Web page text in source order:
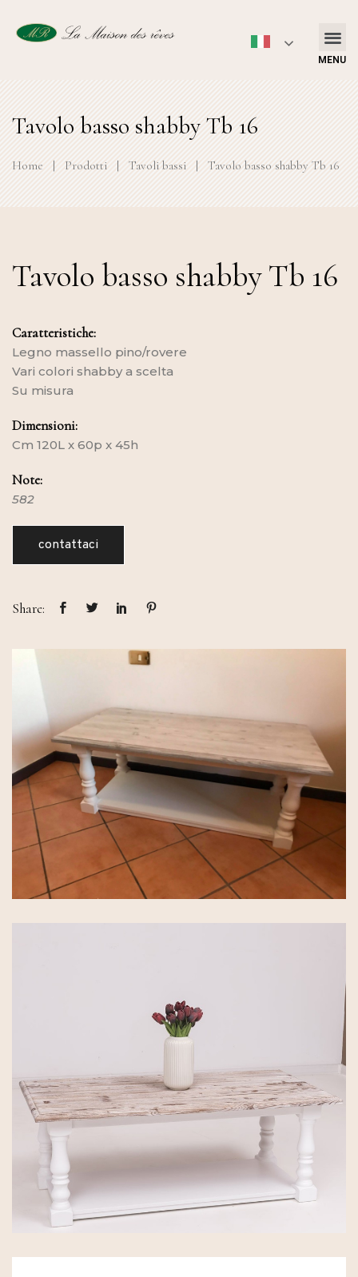
MENU
Tavolo basso shabby Tb 16
Home | Prodotti | Tavoli bassi | Tavolo basso shabby Tb 16
Tavolo basso shabby Tb 16
Caratteristiche:
Legno massello pino/rovere
Vari colori shabby a scelta
Su misura
Dimensioni:
Cm 120L x 60p x 45h
Note:
582
contattaci
Share: